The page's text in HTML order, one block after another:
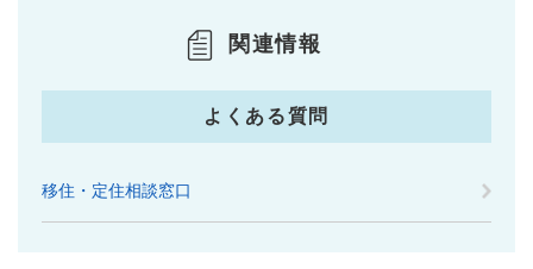
関連情報
よくある質問
移住・定住相談窓口